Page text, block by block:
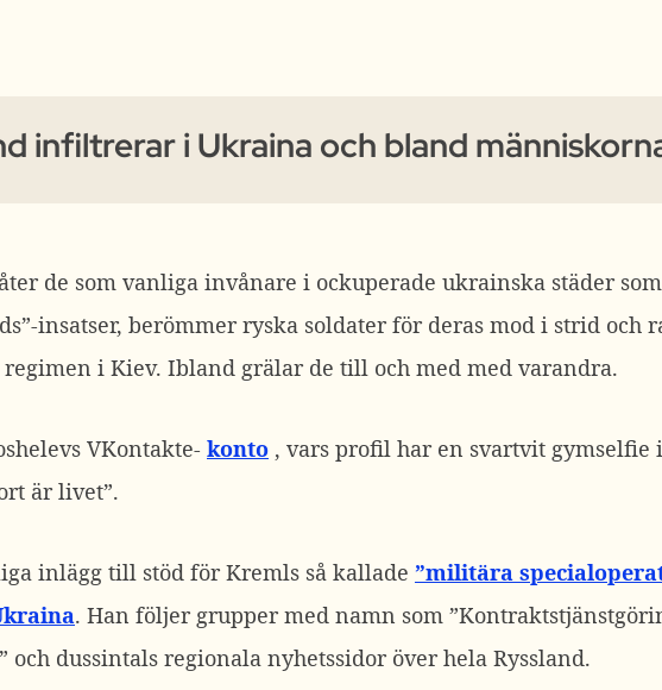
infiltrerar i Ukraina och bland
de som vanliga invånare i ockuperade ukrainska städer
insatser, berömmer ryska soldater för deras mod i strid och
regimen i Kiev. Ibland grälar de till och med med varandra.
VKontakte- konto , vars profil har en svartvit gymselfie
är livet”.
inlägg till stöd för Kremls så kallade ”militära
. Han följer grupper med namn som
dussintals regionala nyhetssidor över hela Ryssland.